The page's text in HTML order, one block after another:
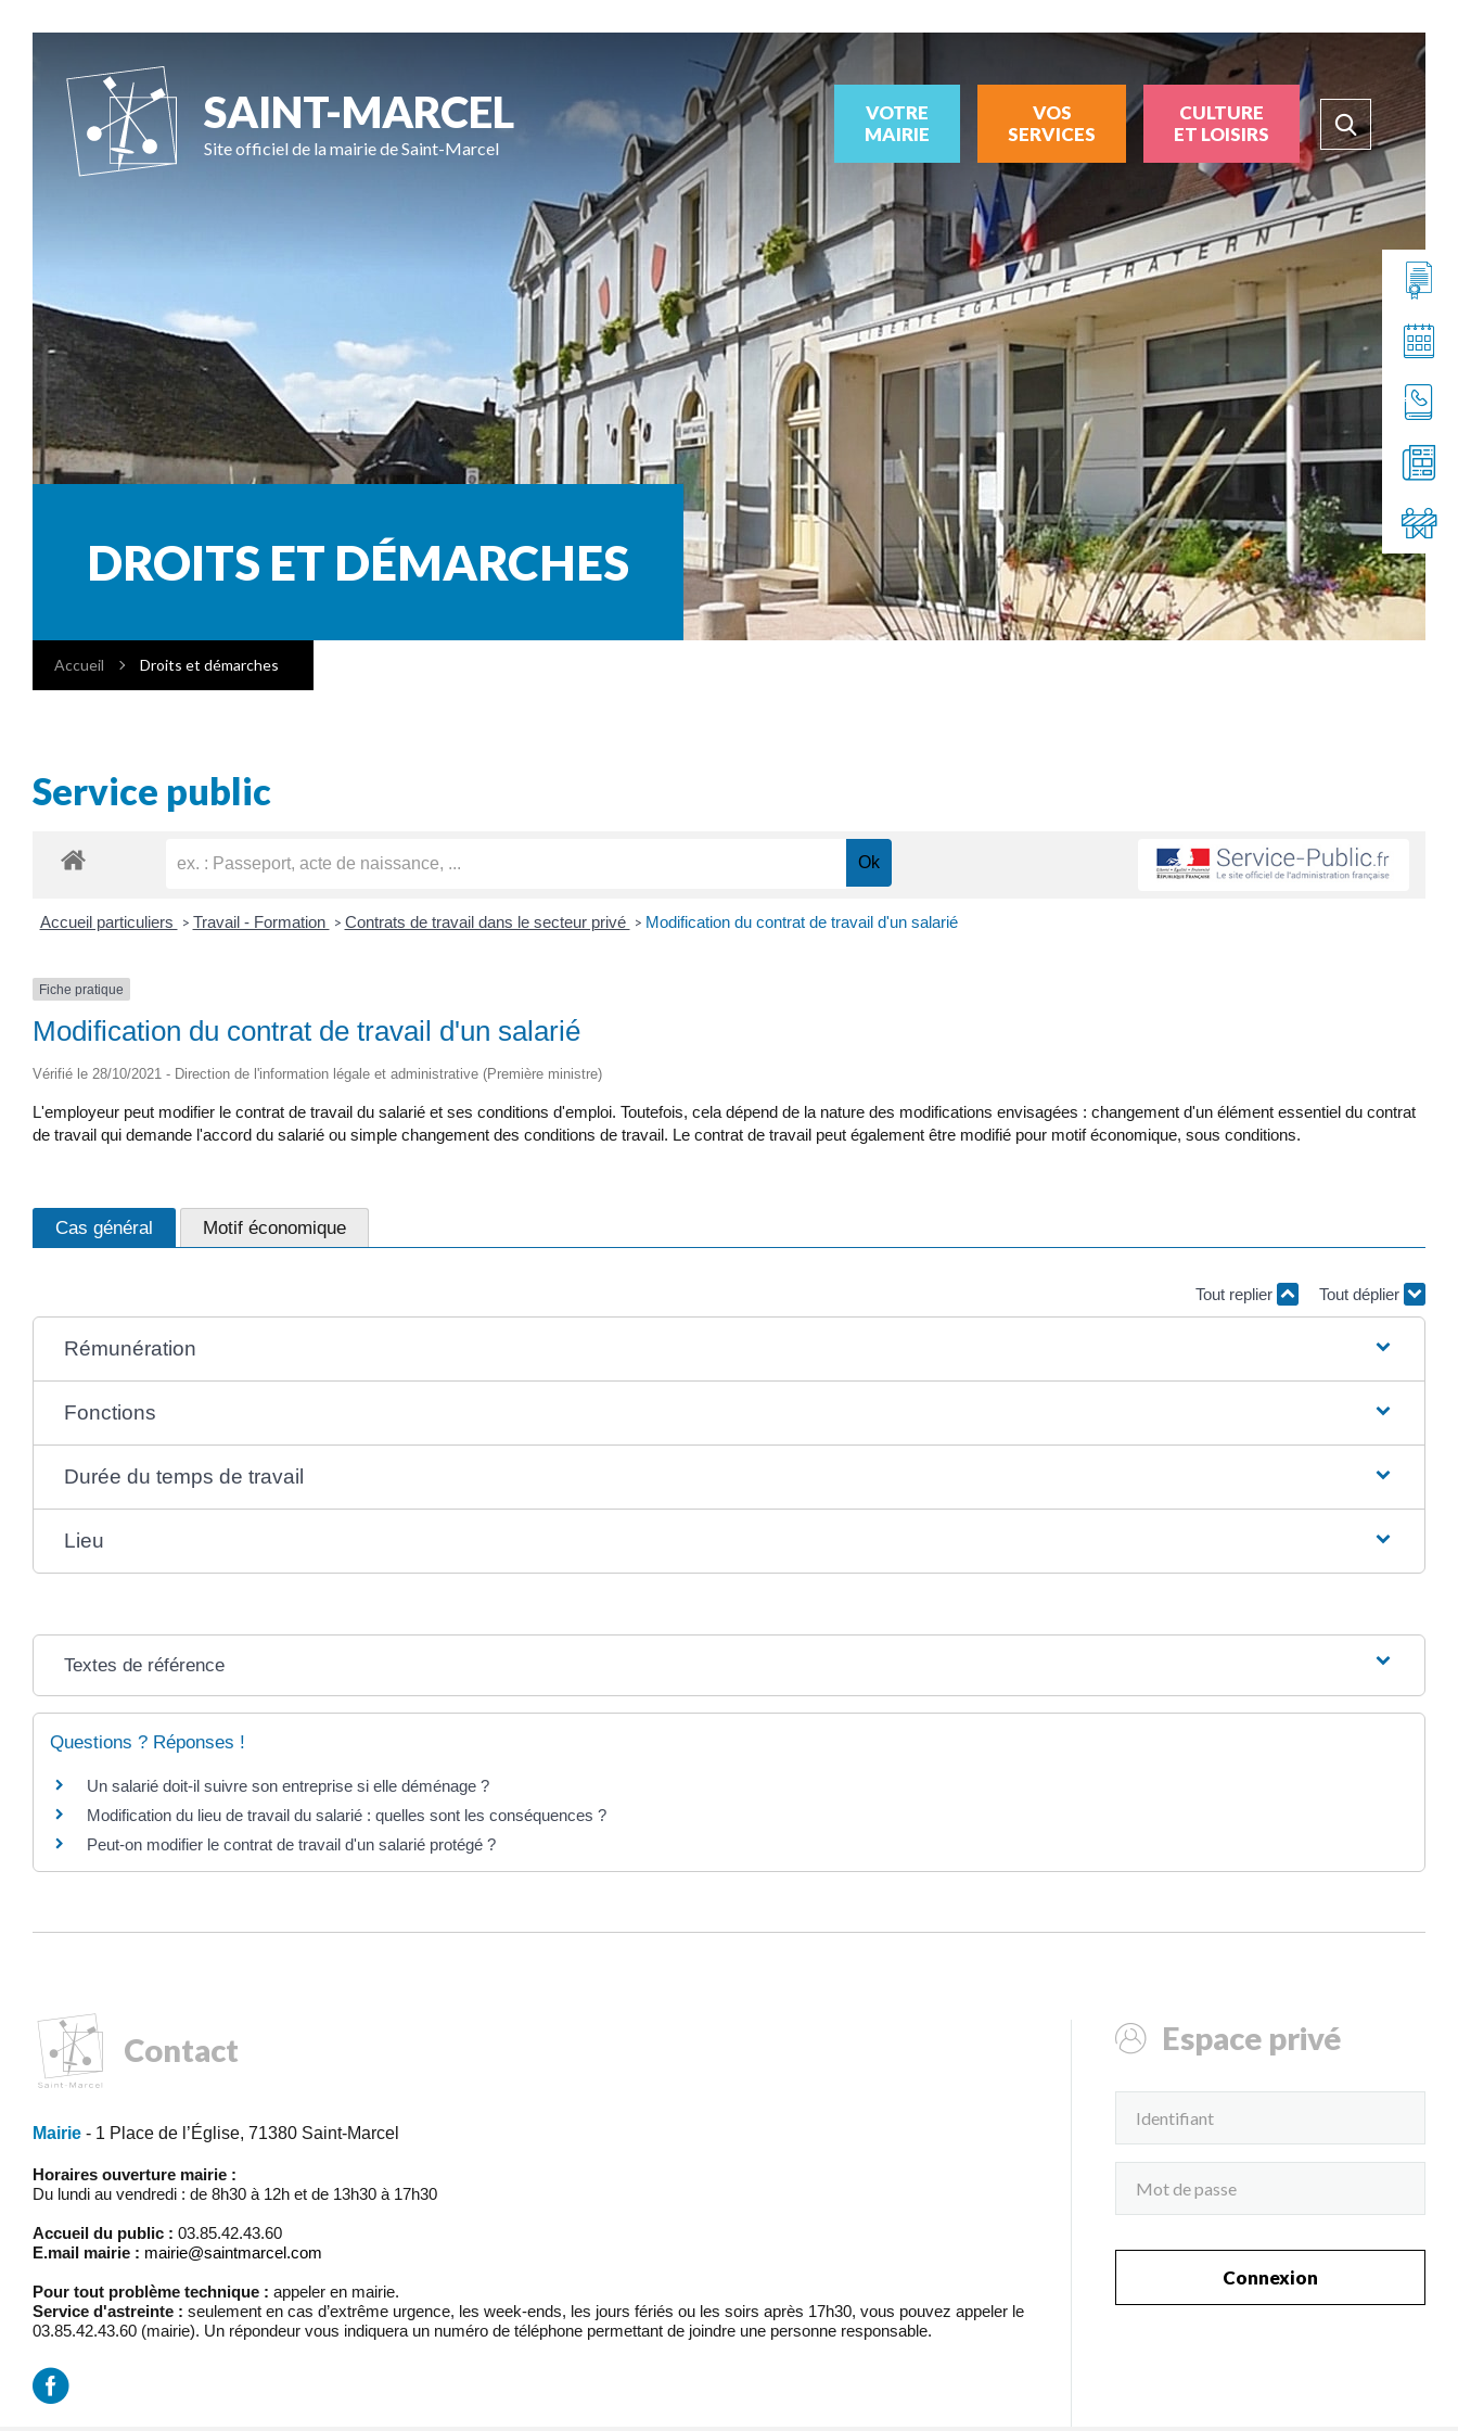
SAINT-MARCEL
Site officiel de la mairie de Saint-Marcel
VOTRE
MAIRIE
VOS
SERVICES
CULTURE
ET LOISIRS
DROITS ET DÉMARCHES
Accueil Droits et démarches
Service public
Accueil particuliers > Travail - Formation > Contrats de travail dans le secteur privé > Modification du contrat de travail d'un salarié
Fiche pratique
Modification du contrat de travail d'un salarié
Vérifié le 28/10/2021 - Direction de l'information légale et administrative (Première ministre)
L'employeur peut modifier le contrat de travail du salarié et ses conditions d'emploi. Toutefois, cela dépend de la nature des modifications envisagées : changement d'un élément essentiel du contrat
de travail qui demande l'accord du salarié ou simple changement des conditions de travail. Le contrat de travail peut également être modifié pour motif économique, sous conditions.
Cas général Motif économique
Tout replier Tout déplier
Rémunération
Fonctions
Durée du temps de travail
Lieu
Textes de référence
Questions ? Réponses !
Un salarié doit-il suivre son entreprise si elle déménage ?
Modification du lieu de travail du salarié : quelles sont les conséquences ?
Peut-on modifier le contrat de travail d'un salarié protégé ?
Contact
Mairie - 1 Place de l’Église, 71380 Saint-Marcel
Horaires ouverture mairie :
Du lundi au vendredi : de 8h30 à 12h et de 13h30 à 17h30
Accueil du public : 03.85.42.43.60
E.mail mairie : mairie@saintmarcel.com
Pour tout problème technique : appeler en mairie.
Service d'astreinte : seulement en cas d’extrême urgence, les week-ends, les jours fériés ou les soirs après 17h30, vous pouvez appeler le
03.85.42.43.60 (mairie). Un répondeur vous indiquera un numéro de téléphone permettant de joindre une personne responsable.
Espace privé
Connexion